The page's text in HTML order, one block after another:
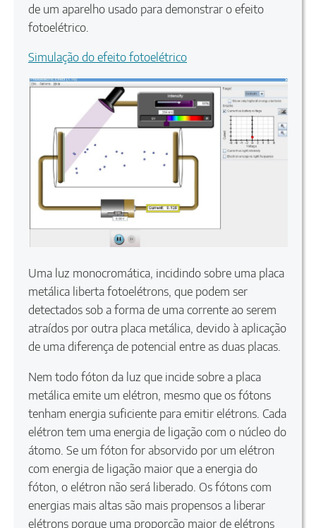
de um aparelho usado para demonstrar o efeito
fotoelétrico.
Simulação do efeito fotoelétrico
Uma luz monocromática, incidindo sobre uma placa
metálica liberta fotoelétrons, que podem ser
detectados sob a forma de uma corrente ao serem
atraídos por outra placa metálica, devido à aplicação
de uma diferença de potencial entre as duas placas.
Nem todo fóton da luz que incide sobre a placa
metálica emite um elétron, mesmo que os fótons
tenham energia suficiente para emitir elétrons. Cada
elétron tem uma energia de ligação com o núcleo do
átomo. Se um fóton for absorvido por um elétron
com energia de ligação maior que a energia do
fóton, o elétron não será liberado. Os fótons com
energias mais altas são mais propensos a liberar
elétrons porque uma proporção maior de elétrons